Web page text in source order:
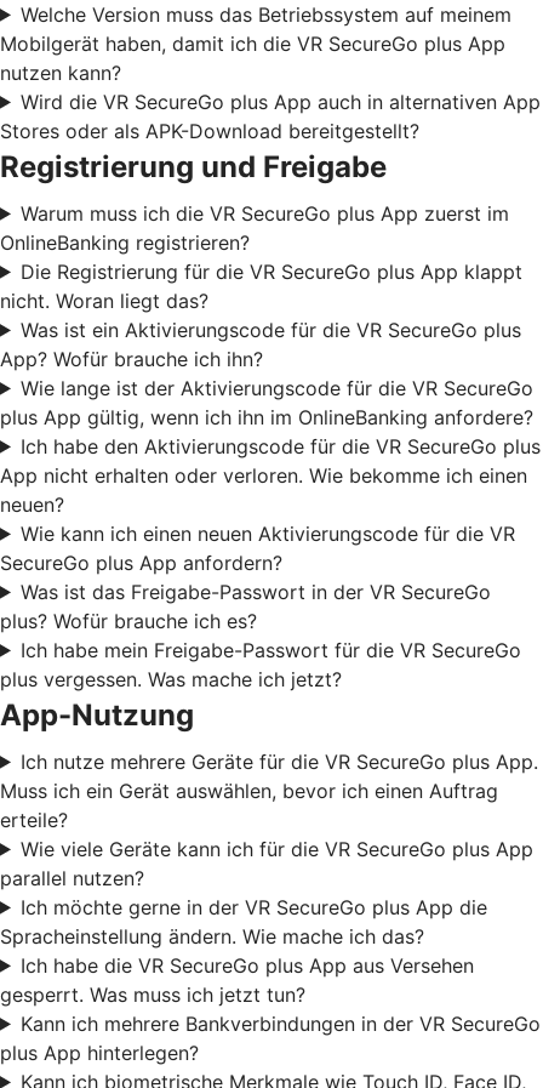
Welche Version muss das Betriebssystem auf meinem
Mobilgerät haben, damit ich die VR SecureGo plus App
nutzen kann?
Wird die VR SecureGo plus App auch in alternativen App
Stores oder als APK-Download bereitgestellt?
Registrierung und Freigabe
Warum muss ich die VR SecureGo plus App zuerst im
OnlineBanking registrieren?
Die Registrierung für die VR SecureGo plus App klappt
nicht. Woran liegt das?
Was ist ein Aktivierungscode für die VR SecureGo plus
App? Wofür brauche ich ihn?
Wie lange ist der Aktivierungscode für die VR SecureGo
plus App gültig, wenn ich ihn im OnlineBanking anfordere?
Ich habe den Aktivierungscode für die VR SecureGo plus
App nicht erhalten oder verloren. Wie bekomme ich einen
neuen?
Wie kann ich einen neuen Aktivierungscode für die VR
SecureGo plus App anfordern?
Was ist das Freigabe-Passwort in der VR SecureGo
plus? Wofür brauche ich es?
Ich habe mein Freigabe-Passwort für die VR SecureGo
plus vergessen. Was mache ich jetzt?
App-Nutzung
Ich nutze mehrere Geräte für die VR SecureGo plus App.
Muss ich ein Gerät auswählen, bevor ich einen Auftrag
erteile?
Wie viele Geräte kann ich für die VR SecureGo plus App
parallel nutzen?
Ich möchte gerne in der VR SecureGo plus App die
Spracheinstellung ändern. Wie mache ich das?
Ich habe die VR SecureGo plus App aus Versehen
gesperrt. Was muss ich jetzt tun?
Kann ich mehrere Bankverbindungen in der VR SecureGo
plus App hinterlegen?
Kann ich biometrische Merkmale wie Touch ID, Face ID,